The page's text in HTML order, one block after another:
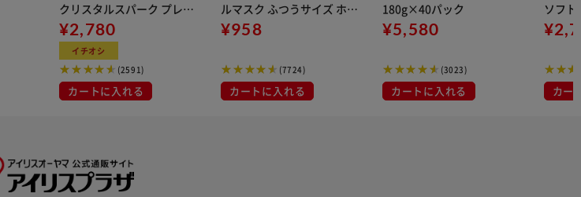
クリスタルスパーク プレー
ン 500ml
¥2,780
イチオシ
(2591)
カートに入れる
ルマスク ふつうサイズ ホワ
イト 大容量 DISPOSABLE
布
¥958
(7724)
カートに入れる
180g×40パック
¥5,580
(3023)
カートに入れる
ソフ
組) 5
カー